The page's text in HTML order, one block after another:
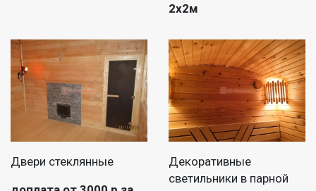
2х2м
Двери стеклянные
Декоративные
светильники в парной